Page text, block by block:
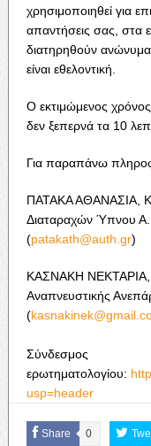
χρησιμοποιηθεί για
απαντήσεις σας, στα
διατηρηθούν
είναι εθελοντική.
Ο εκτιμώμενος
δεν ξεπερνά τα 10
Για παραπάνω
ΠΑΤΑΚΑ ΑΘΑΝΑΣΙΑ,
Διαταραχών Ύπνου
(patakath@auth.gr)
ΚΑΣΝΑΚΗ ΝΕΚΤΑΡΙΑ,
Αναπνευστικής
(
Σύνδεσμος
ερωτηματολογίου:
usp=header
Share 0